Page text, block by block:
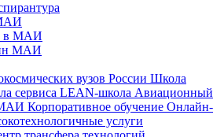
в МАИ
МАИ
вузов России Школа
сервиса LEAN-школа Авиационный
Корпоративное обучение Онлайн-
услуги